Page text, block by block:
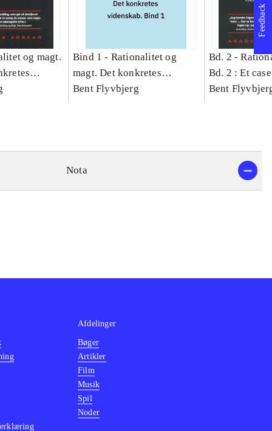
og magt.
Bind 1 - Rationalitet og
magt. Det konkretes
videnskab. Bind 1
Bent Flyvbjerg
Bd. 2 -
Bd. 2 : Et
studie af
Bent
Nota
Feedback
Afdelinger
Bøger
Artikler
Film
Musik
Spil
Noder